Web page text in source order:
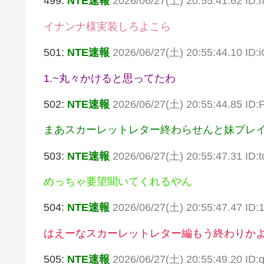
イナンナ様実装しろよこら
501: NTE速報 2026/06/27(土) 20:55:44.10
1.~丸々かけると思ってたわ
502: NTE速報 2026/06/27(土) 20:55:44.85
まあスカーレットレター終わらせんと妹プレ
503: NTE速報 2026/06/27(土) 20:55:47.31
めっちゃ要望聞いてくれるやん
504: NTE速報 2026/06/27(土) 20:55:47.47
はえーなスカーレットレター編もう終わりか
505: NTE速報 2026/06/27(土) 20:55:49.20